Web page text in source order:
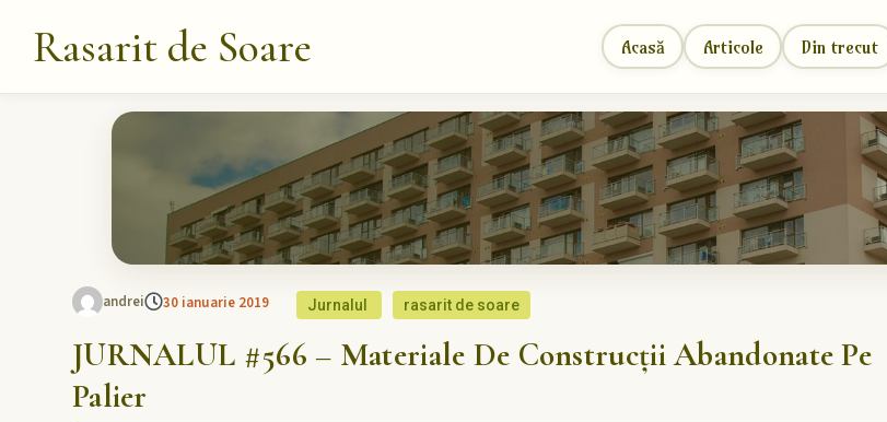
Rasarit de Soare Acasă Articole Din trecut
andrei 30 ianuarie 2019 Jurnalul rasarit de soare
JURNALUL #566 – Materiale De Construcții Abandonate Pe
Palier